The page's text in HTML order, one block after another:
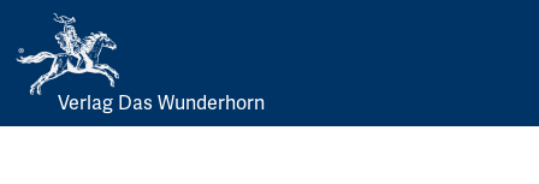
Skip
Verlag Das Wunderhorn